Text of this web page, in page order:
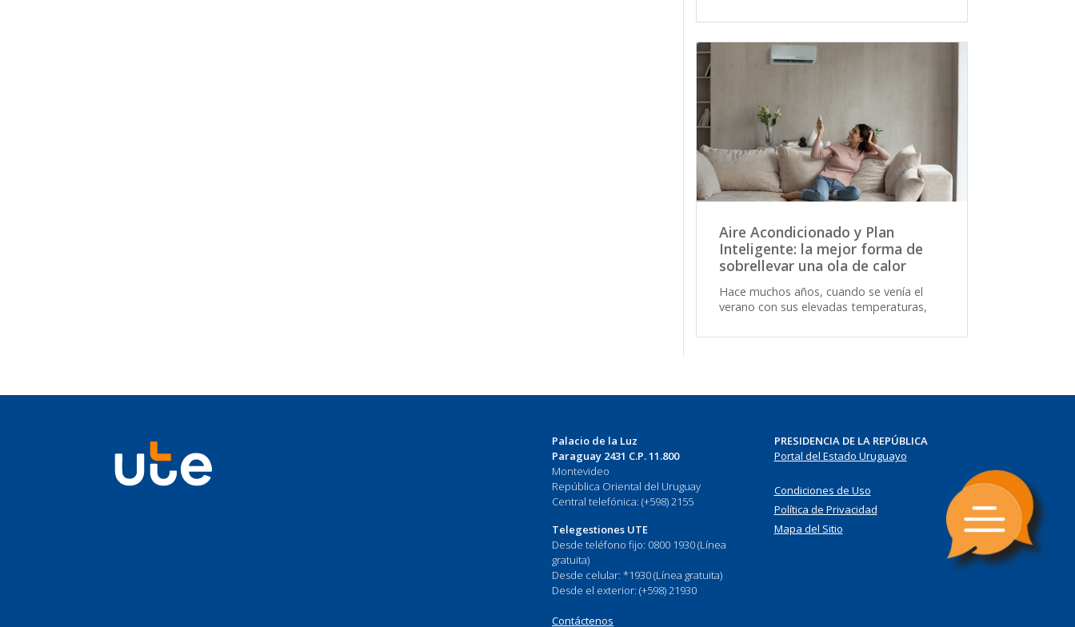
Aire Acondicionado y Plan
Inteligente: la mejor forma de
sobrellevar una ola de calor
Hace muchos años, cuando se venía el
verano con sus elevadas temperaturas,
Palacio de la Luz
Paraguay 2431 C.P. 11.800
Montevideo
República Oriental del Uruguay
Central telefónica: (+598) 2155
Telegestiones UTE
Desde teléfono fijo: 0800 1930 (Línea
gratuita)
Desde celular: *1930 (Línea gratuita)
Desde el exterior: (+598) 21930
Contáctenos
PRESIDENCIA DE LA REPÚBLICA
Portal del Estado Uruguayo
Condiciones de Uso
Política de Privacidad
Mapa del Sitio